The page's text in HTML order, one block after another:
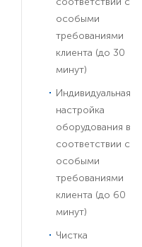
особыми
требованиями
клиента (до 30
минут)
Индивидуальная
настройка
оборудования в
соответствии с
особыми
требованиями
клиента (до 60
минут)
Чистка